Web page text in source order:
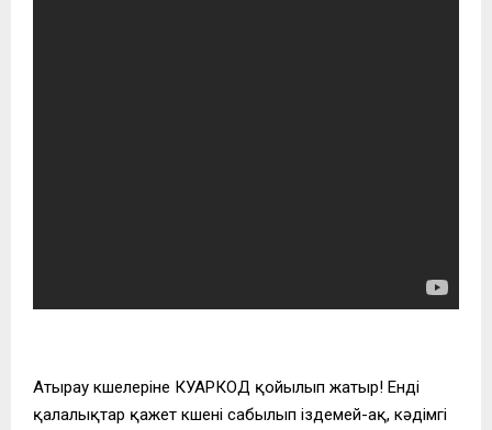
Атырау көшелеріне КУАРКОД қойылып жатыр! Енді
қалалықтар қажет көшені сабылып іздемей-ақ, кәдімгі